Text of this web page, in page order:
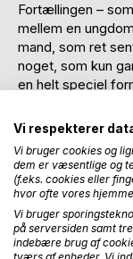
Fortællingen –
mellem en
mand, som ret
noget, som kun
en helt speciel
gennemlever
af hans
ender i en
af vennerne og
medierne. Hans
til at få hævn uden
egne værdier. Han
tiden at udfordre
han hele tiden
Vi respekterer
Vi bruger cookies og
dem er væsentlige og
(f.eks. cookies eller
hvor ofte vores
Vi bruger
på serversiden samt
indebære brug af
tværs af enheder. Vi